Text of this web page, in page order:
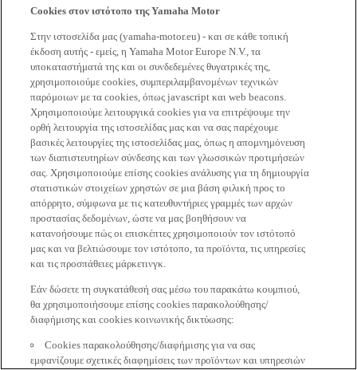
Cookies στον ιστότοπο της Yamaha Motor
Στην ιστοσελίδα μας (yamaha-motor.eu) - και σε κάθε τοπική
έκδοση αυτής - εμείς, η Yamaha Motor Europe N.V., τα
υποκαταστήματά της και οι συνδεδεμένες θυγατρικές της,
χρησιμοποιούμε cookies, συμπεριλαμβανομένων τεχνικών
παρόμοιων με τα cookies, όπως javascript και web beacons.
Χρησιμοποιούμε λειτουργικά cookies για να επιτρέψουμε την
ορθή λειτουργία της ιστοσελίδας μας και να σας παρέχουμε
βασικές λειτουργίες της ιστοσελίδας μας, όπως η απομνημόνευση
των διαπιστευτηρίων σύνδεσης και των γλωσσικών προτιμήσεών
σας. Χρησιμοποιούμε επίσης cookies ανάλυσης για τη δημιουργία
στατιστικών στοιχείων χρηστών σε μια βάση φιλική προς το
απόρρητο, σύμφωνα με τις κατευθυντήριες γραμμές των αρχών
προστασίας δεδομένων, ώστε να μας βοηθήσουν να
κατανοήσουμε πώς οι επισκέπτες χρησιμοποιούν τον ιστότοπό
μας και να βελτιώσουμε τον ιστότοπο, τα προϊόντα, τις υπηρεσίες
και τις προσπάθειες μάρκετινγκ.
Εάν δώσετε τη συγκατάθεσή σας μέσω του παρακάτω κουμπιού,
θα χρησιμοποιήσουμε επίσης cookies παρακολούθησης/
διαφήμισης και cookies κοινωνικής δικτύωσης:
Cookies παρακολούθησης/διαφήμισης για να σας
εμφανίζουμε σχετικές διαφημίσεις των προϊόντων και υπηρεσιών